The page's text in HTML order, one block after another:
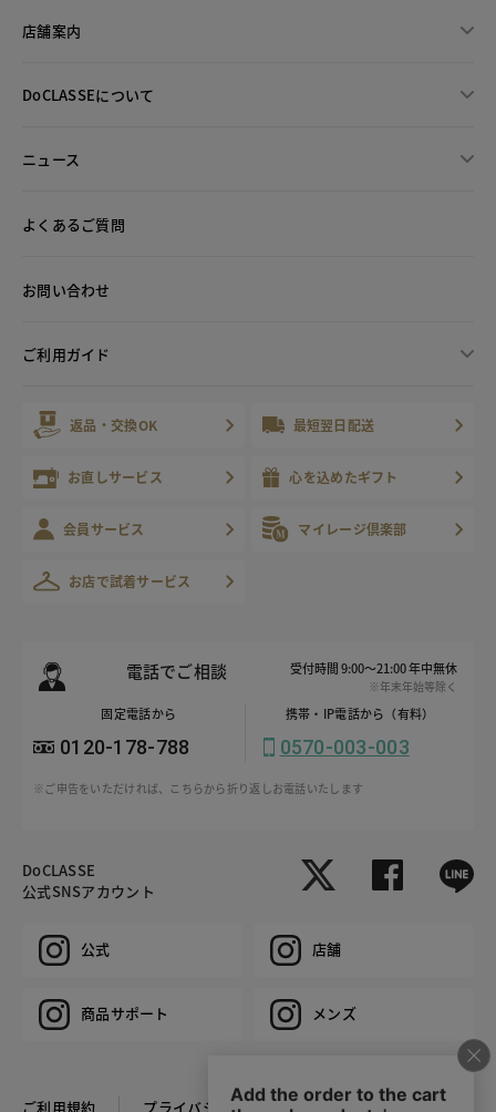
店舗案内
DoCLASSEについて
ニュース
よくあるご質問
お問い合わせ
ご利用ガイド
返品・交換OK 最短翌日配送
お直しサービス 心を込めたギフト
会員サービス マイレージ倶楽部
お店で試着サービス
電話でご相談 受付時間 9:00～21:00 年中無休
※年末年始等除く
固定電話から
0120-178-788
携帯・IP電話から（有料）
0570-003-003
※ご申告をいただければ、こちらから折り返しお電話いたします
DoCLASSE
公式SNSアカウント
公式 店舗
商品サポート メンズ
ご利用規約 プライバシーポリシー